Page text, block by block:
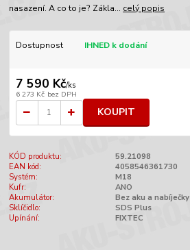
nasazení. A co to je? Zákla... celý popis
Dostupnost IHNED k dodání
7 590 Kč/ks
6 273 Kč bez DPH
KOUPIT
KÓD produktu:
59.21098
EAN kód:
4058546361730
Systém:
M18
Kufr:
ANO
Akumulátor:
Bez aku a nabíječky
Sklíčidlo:
SDS Plus
Upínání:
FIXTEC